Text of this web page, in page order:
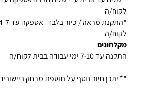
לקוח/ה
לקוח/ה
מקלחונים
התקנה עד 7-10 ימי עבודה בבית לקוח/ה
** יתכן חיוב נוסף על תוספת מרחק